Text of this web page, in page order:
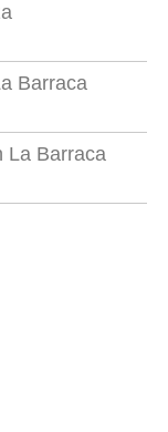
Barraca
La Barraca